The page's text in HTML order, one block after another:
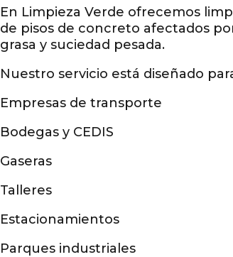
En Limpieza Verde ofrecemos
de pisos de concreto afectados
grasa y suciedad pesada.
Nuestro servicio está diseñado
Empresas de transporte
Bodegas y CEDIS
Gaseras
Talleres
Estacionamientos
Parques industriales